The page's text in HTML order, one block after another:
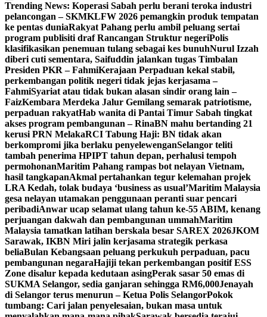
Trending News: Koperasi Sabah perlu berani teroka industri
pelancongan – SKMKLFW 2026 pemangkin produk tempatan
ke pentas duniaRakyat Pahang perlu ambil peluang sertai
program publisiti draf Rancangan Struktur negeriPolis
klasifikasikan penemuan tulang sebagai kes bunuhNurul Izzah
diberi cuti sementara, Saifuddin jalankan tugas Timbalan
Presiden PKR – FahmiKerajaan Perpaduan kekal stabil,
perkembangan politik negeri tidak jejas kerjasama –
FahmiSyariat atau tidak bukan alasan sindir orang lain –
FaizKembara Merdeka Jalur Gemilang semarak patriotisme,
perpaduan rakyatHab wanita di Pantai Timur Sabah tingkat
akses program pembangunan – RinaBN mahu bertanding 21
kerusi PRN MelakaRCI Tabung Haji: BN tidak akan
berkompromi jika berlaku penyelewenganSelangor teliti
tambah penerima HPIPT tahun depan, perhalusi tempoh
permohonanMaritim Pahang rampas bot nelayan Vietnam,
hasil tangkapanAkmal pertahankan tegur kelemahan projek
LRA Kedah, tolak budaya ‘business as usual’Maritim Malaysia
gesa nelayan utamakan penggunaan peranti suar pencari
peribadiAnwar ucap selamat ulang tahun ke-55 ABIM, kenang
perjuangan dakwah dan pembangunan ummahMaritim
Malaysia tamatkan latihan berskala besar SAREX 2026JKOM
Sarawak, IKBN Miri jalin kerjasama strategik perkasa
beliaBulan Kebangsaan peluang perkukuh perpaduan, pacu
pembangunan negaraHajiji tekan perkembangan positif ESS
Zone disalur kepada kedutaan asingPerak sasar 50 emas di
SUKMA Selangor, sedia ganjaran sehingga RM6,000Jenayah
di Selangor terus menurun – Ketua Polis SelangorPokok
tumbang: Cari jalan penyelesaian, bukan masa untuk